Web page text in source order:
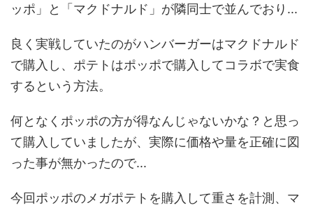
ッポ」と「マクドナルド」が隣同士で並んでおり...
良く実戦していたのがハンバーガーはマクドナルド
で購入し、ポテトはポッポで購入してコラボで実食
するという方法。
何となくポッポの方が得なんじゃないかな？と思っ
て購入していましたが、実際に価格や量を正確に図
った事が無かったので...
今回ポッポのメガポテトを購入して重さを計測、マ